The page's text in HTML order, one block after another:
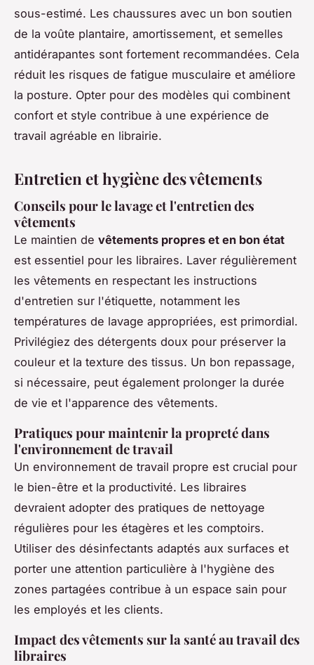
sous-estimé. Les chaussures avec un bon soutien
de la voûte plantaire, amortissement, et semelles
antidérapantes sont fortement recommandées. Cela
réduit les risques de fatigue musculaire et améliore
la posture. Opter pour des modèles qui combinent
confort et style contribue à une expérience de
travail agréable en librairie.
Entretien et hygiène des vêtements
Conseils pour le lavage et l'entretien des
vêtements
Le maintien de vêtements propres et en bon état
est essentiel pour les libraires. Laver régulièrement
les vêtements en respectant les instructions
d'entretien sur l'étiquette, notamment les
températures de lavage appropriées, est primordial.
Privilégiez des détergents doux pour préserver la
couleur et la texture des tissus. Un bon repassage,
si nécessaire, peut également prolonger la durée
de vie et l'apparence des vêtements.
Pratiques pour maintenir la propreté dans
l'environnement de travail
Un environnement de travail propre est crucial pour
le bien-être et la productivité. Les libraires
devraient adopter des pratiques de nettoyage
régulières pour les étagères et les comptoirs.
Utiliser des désinfectants adaptés aux surfaces et
porter une attention particulière à l'hygiène des
zones partagées contribue à un espace sain pour
les employés et les clients.
Impact des vêtements sur la santé au travail des
libraires